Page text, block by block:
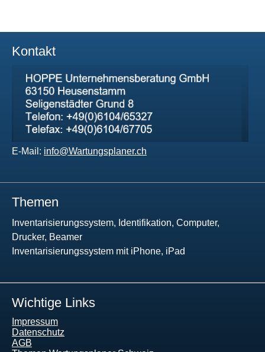
Kontakt
E-Mail: info@Wartungsplaner.ch
Themen
Inventarisierungssystem, Identifikation, Computer,
Drucker, Beamer
Inventarisierungssystem mit iPhone, iPad
Wichtige Links
Impressum
Datenschutz
AGB